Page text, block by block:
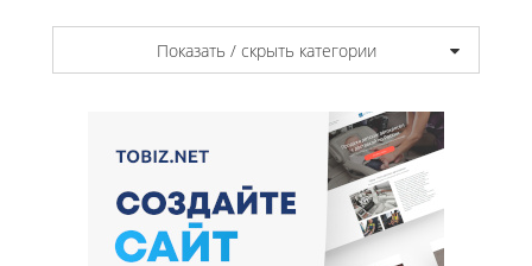
Показать / скрыть категории